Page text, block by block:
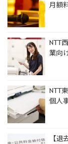
月額
NTT
業向
NTT
個人
【